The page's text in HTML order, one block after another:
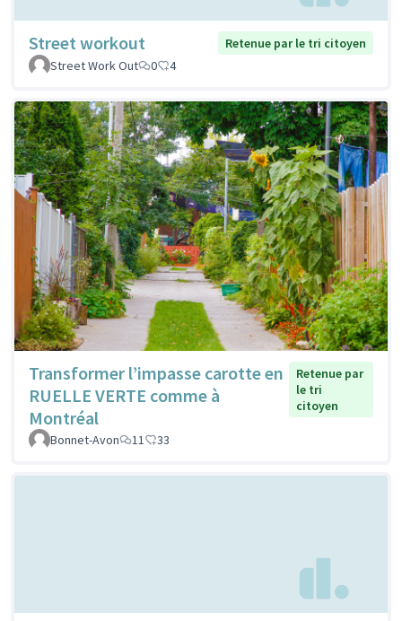
Street workout
Retenue par le tri citoyen
Street Work Out
0 4
Transformer l’impasse carotte en
RUELLE VERTE comme à
Montréal
Retenue par
le tri
citoyen
Bonnet-Avon 11 33